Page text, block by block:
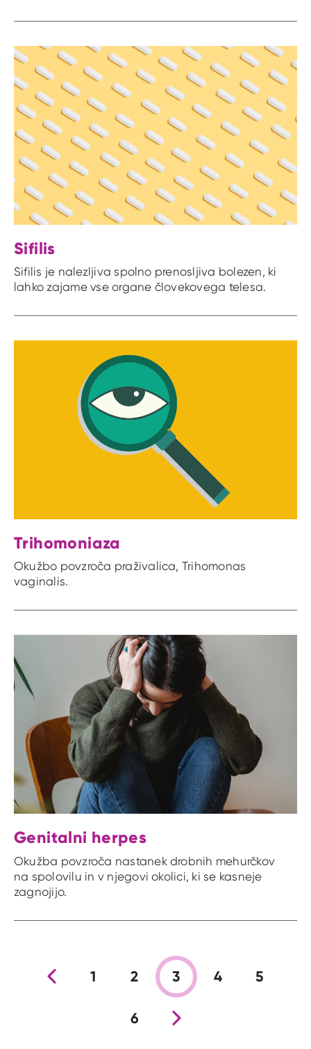
Sifilis
Sifilis je nalezljiva spolno prenosljiva bolezen, ki
lahko zajame vse organe človekovega telesa.
Trihomoniaza
Okužbo povzroča praživalica, Trihomonas
vaginalis.
Genitalni herpes
Okužba povzroča nastanek drobnih mehurčkov
na spolovilu in v njegovi okolici, ki se kasneje
zagnojijo.
Prejšnja stran
1 2 3 4 5
6 Nova stran